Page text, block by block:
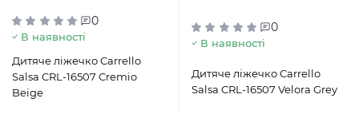
0
В наявності
Дитяче ліжечко Carrello
Salsa CRL-16507 Cremio
Beige
0
В наявності
Дитяче ліжечко Carrello
Salsa CRL-16507 Velora Grey